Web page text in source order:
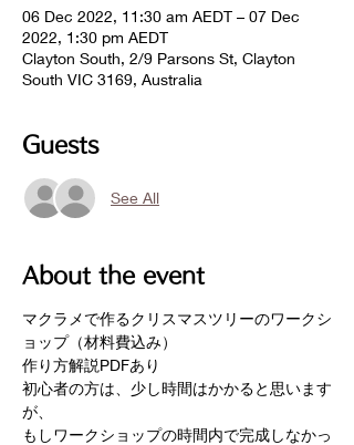
06 Dec 2022, 11:30 am AEDT – 07 Dec
2022, 1:30 pm AEDT
Clayton South, 2/9 Parsons St, Clayton
South VIC 3169, Australia
Guests
See All
About the event
マクラメで作るクリスマスツリーのワークシ
ョップ（材料費込み）
作り方解説PDFあり
初心者の方は、少し時間はかかると思います
が、
もしワークショップの時間内で完成しなかっ